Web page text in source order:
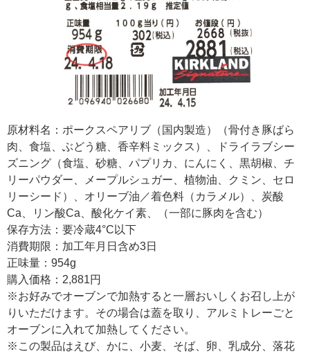
原材料名：ポークスペアリブ（国内製造）（骨付き豚ばら
肉、食塩、ぶどう糖、香辛料ミックス）、ドライラブシー
ズニング（食塩、砂糖、パプリカ、にんにく、黒胡椒、チ
リーパウダー、メープルシュガー、植物油、クミン、セロ
リーシード）、オリーブ油／着色料（カラメル）、炭酸
Ca、リン酸Ca、酸化ケイ素、（一部に豚肉を含む）
保存方法：要冷蔵4°C以下
消費期限：加工年月日含め3日
正味量：954g
購入価格：2,881円
※お好みでオーブンで加熱すると一層おいしくお召し上が
りいただけます。その場合は蓋を取り、アルミトレーごと
オーブンに入れて加熱してください。
※この製品はえび、かに、小麦、そば、卵、乳成分、落花